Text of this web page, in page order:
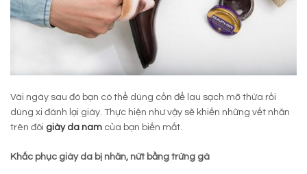
Vài ngày sau đó bạn có thể dùng cồn để lau sạch mỡ thừa rồi
dùng xi đánh lại giày. Thực hiện như vậy sẽ khiến những vết nhăn
trên đôi giày da nam của bạn biến mất.
Khắc phục giày da bị nhăn, nứt bằng trứng gà